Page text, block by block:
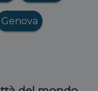
Genova